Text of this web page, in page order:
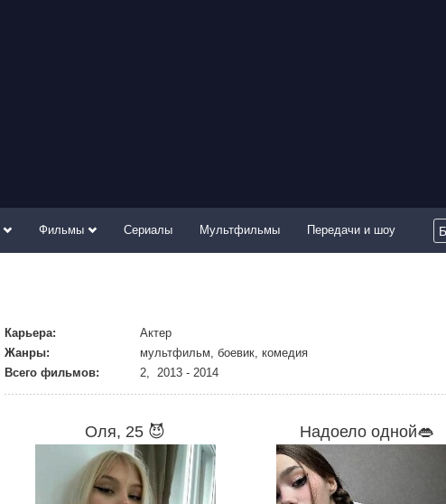
Фильмы Сериалы Мультфильмы Передачи и шоу
Карьера:
Актер
Жанры:
мультфильм, боевик, комедия
Всего фильмов:
2, 2013 - 2014
Оля, 25 😈 Надоело одной👄